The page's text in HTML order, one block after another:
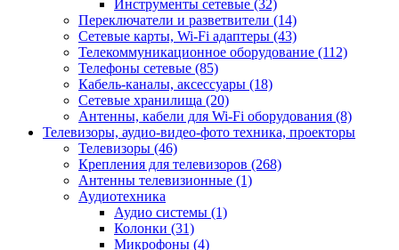
Инструменты сетевые (32)
Переключатели и разветвители (14)
Сетевые карты, Wi-Fi адаптеры (43)
Телекоммуникационное оборудование (112)
Телефоны сетевые (85)
Кабель-каналы, аксессуары (18)
Сетевые хранилища (20)
Антенны, кабели для Wi-Fi оборудования (8)
Телевизоры, аудио-видео-фото техника, проекторы
Телевизоры (46)
Крепления для телевизоров (268)
Антенны телевизионные (1)
Аудиотехника
Аудио системы (1)
Колонки (31)
Микрофоны (4)